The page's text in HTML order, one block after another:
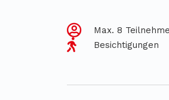
Max. 8
Besichtigungen